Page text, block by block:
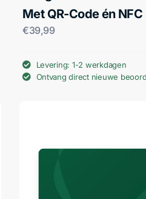
Met QR-Code én NFC
€39,99
Levering: 1-2 werkdagen
Ontvang direct nieuwe